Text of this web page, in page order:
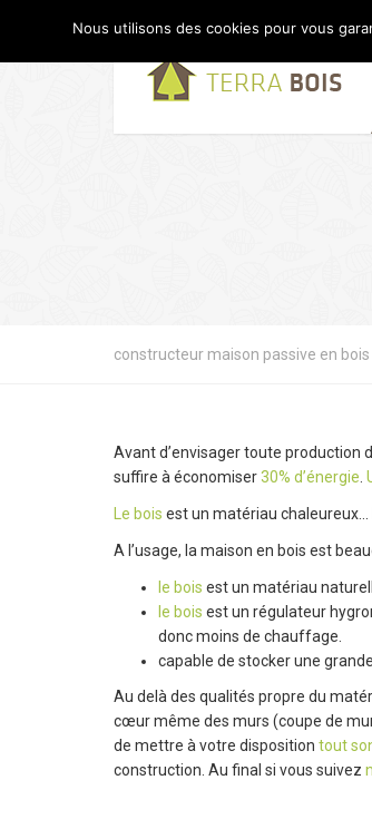
constructeur maison passive en bois
Avant d’envisager toute production
suffire à économiser30% d’énergie
Le bois est un matériau
A l’usage, la maison en bois est
le bois est un matériau
le bois est un régulateur
donc moins de chauffage.
capable de stocker une
Au delà des qualités propre du
cœur même des murs (coupe de
de mettre à votre disposition tout
construction. Au final si vous suivez
Nous utilisons des cookies pour vous